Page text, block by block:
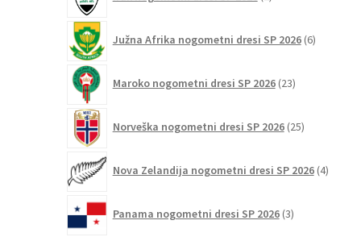
izdelka
Južna Afrika nogometni dresi SP 2026 6izdelkov
Maroko nogometni dresi SP 2026 23izdelkov
Norveška nogometni dresi SP 2026 25izdelkov
Nova Zelandija nogometni dresi SP 2026 4izdelki
Panama nogometni dresi SP 2026 3izdelki